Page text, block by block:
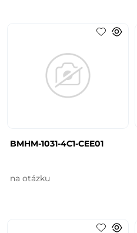
BMHM-1031-4C1-CEE01
na otázku